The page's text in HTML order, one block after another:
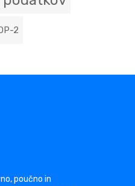
2
poučno in